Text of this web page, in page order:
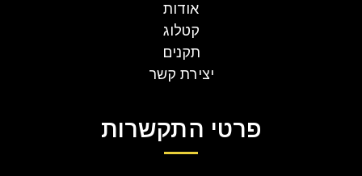
אודות
קטלוג
תקנים
יצירת קשר
פרטי התקשרות